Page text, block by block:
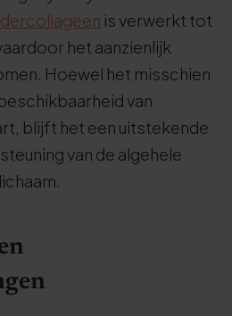
is verwerkt tot
het aanzienlijk
Hoewel het misschien
van
blijft het een uitstekende
van de algehele